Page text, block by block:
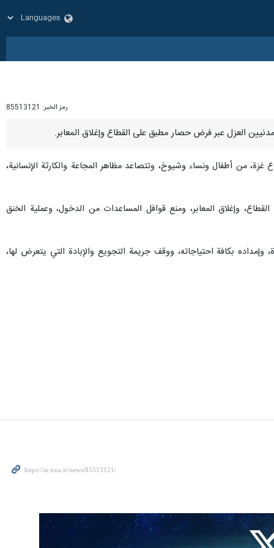
رمز الخبر: 85513121
من أطفال ونساء وشيوخ، وتتصاعد مظاهر المجاعة والكارثة الإنسانية،
وإغلاق المعابر، ومنع قوافل المساعدات من الدخول، وعملية الخنق
بكافة احتياجاته، ووقف جريمة التجويع والإبادة التي يتعرض لها،